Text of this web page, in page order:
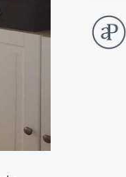
finalidad de
de la
su navegador
aunque
de navegación